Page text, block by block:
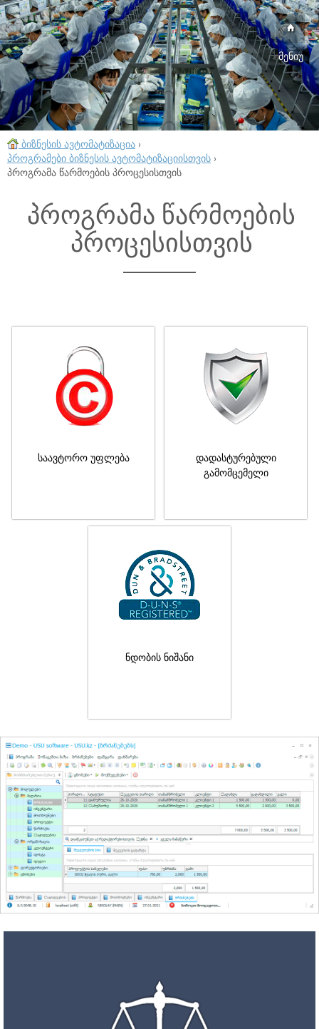
მენიუ
ბიზნესის ავტომატიზაცია ›
პროგრამები ბიზნესის ავტომატიზაციისთვის ›
პროგრამა წარმოების პროცესისთვის
პროგრამა წარმოების
პროცესისთვის
საავტორო უფლება
დადასტურებული
გამომცემელი
ნდობის ნიშანი